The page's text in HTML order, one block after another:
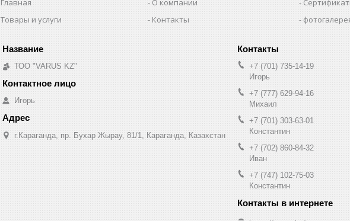
Главная
Товары и услуги
О компании
Контакты
ТОО "VARUS KZ"
Игорь
г.Караганда, пр. Бухар Жырау, 81/1, Караганда, Казахстан
+7 (701) 735-14-19
Игорь
+7 (777) 629-94-16
Михаил
+7 (701) 303-63-01
Константин
+7 (702) 860-84-32
Иван
+7 (747) 102-75-03
Константин